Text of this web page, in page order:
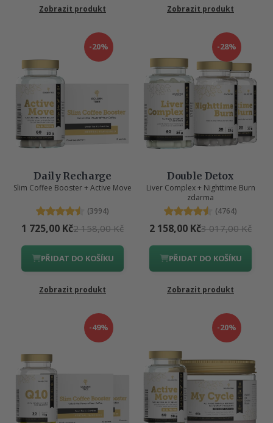
Zobrazit produkt Zobrazit produkt
-20%
Daily Recharge
Slim Coffee Booster + Active Move
(3994)
1 725,00 Kč2 158,00 Kč
PŘIDAT DO KOŠÍKU
Zobrazit produkt
-28%
Double Detox
Liver Complex + Nighttime Burn
zdarma
(4764)
2 158,00 Kč3 017,00 Kč
PŘIDAT DO KOŠÍKU
Zobrazit produkt
-49% -20%